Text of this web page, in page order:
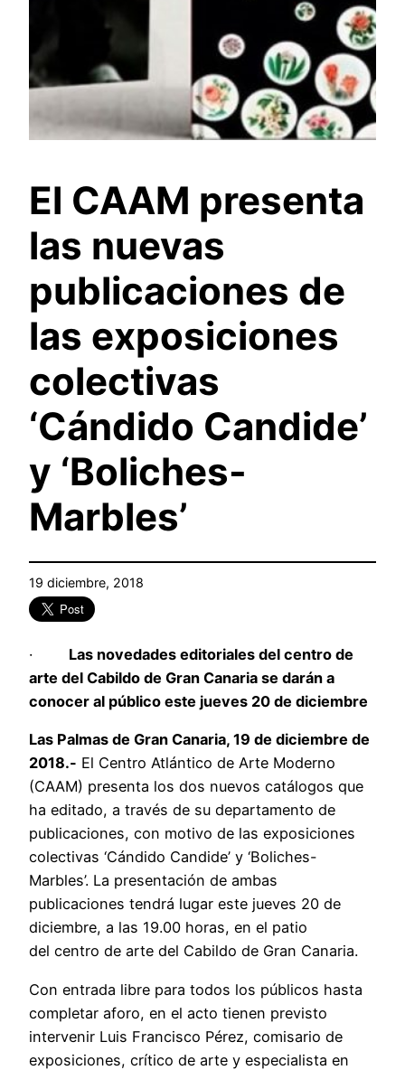
El CAAM presenta
las nuevas
publicaciones de
las exposiciones
colectivas
‘Cándido Candide’
y ‘Boliches-
Marbles’
19 diciembre, 2018
· Las novedades editoriales del centro de
arte del Cabildo de Gran Canaria se darán a
conocer al público este jueves 20 de diciembre
Las Palmas de Gran Canaria, 19 de diciembre de
2018.- El Centro Atlántico de Arte Moderno
(CAAM) presenta los dos nuevos catálogos que
ha editado, a través de su departamento de
publicaciones, con motivo de las exposiciones
colectivas ‘Cándido Candide’ y ‘Boliches-
Marbles’. La presentación de ambas
publicaciones tendrá lugar este jueves 20 de
diciembre, a las 19.00 horas, en el patio
del centro de arte del Cabildo de Gran Canaria.
Con entrada libre para todos los públicos hasta
completar aforo, en el acto tienen previsto
intervenir Luis Francisco Pérez, comisario de
exposiciones, crítico de arte y especialista en